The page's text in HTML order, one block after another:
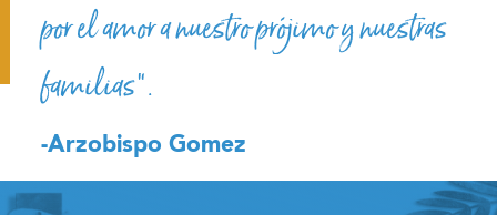
por el amor a nuestro prójimo y nuestras
familias”.
-Arzobispo Gomez